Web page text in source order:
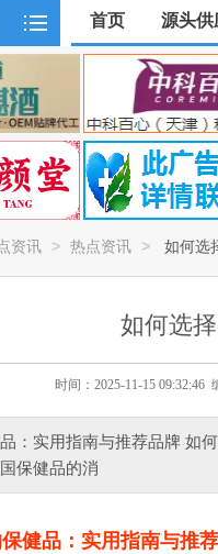
首页 源头供
资讯 > 热点资讯 > 如何选
如何选
时间：2025-11-15
：实用指南与推荐品牌 如
保健品的消
健品：实用指南与推